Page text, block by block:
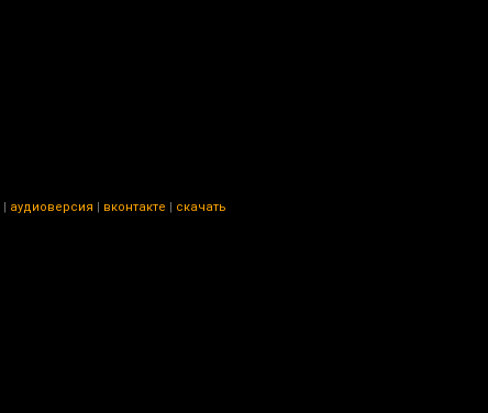
| аудиоверсия | вконтакте | скачать